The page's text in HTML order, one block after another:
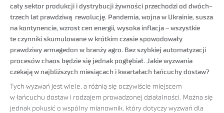
cały sektor produkcji i dystrybucji żywności przechodzi od dwóch-
trzech lat prawdziwą rewolucję. Pandemia, wojna w Ukrainie, susza
na kontynencie, wzrost cen energii, wysoka inflacja – wszystkie
te czynniki skumulowane w krótkim czasie spowodowały
prawdziwy armagedon w branży agro. Bez szybkiej automatyzacji
procesów chaos będzie się jednak pogłębiał. Jakie wyzwania
czekają w najbliższych miesiącach i kwartałach łańcuchy dostaw?
Tych wyzwań jest wiele, a różnią się oczywiście miejscem
w łańcuchu dostaw i rodzajem prowadzonej działalności. Można się
jednak pokusić o wspólny mianownik, który dotyczy wyzwań dla